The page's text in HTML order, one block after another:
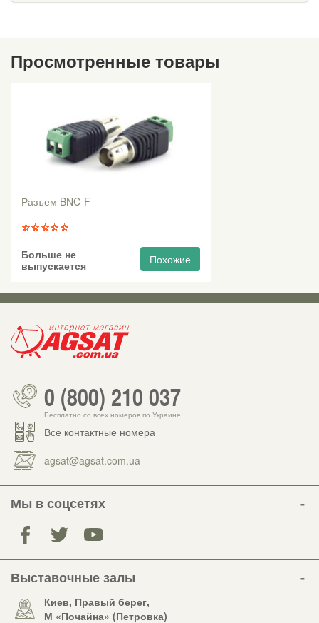
Просмотренные товары
Разъем BNC-F
Больше не
выпускается
Похожие
0 (800) 210 037
Бесплатно со всех номеров по Украине
Все контактные номера
agsat@agsat.com.ua
Мы в соцсетях
Выставочные залы
Киев, Правый берег,
М «Почайна» (Петровка)